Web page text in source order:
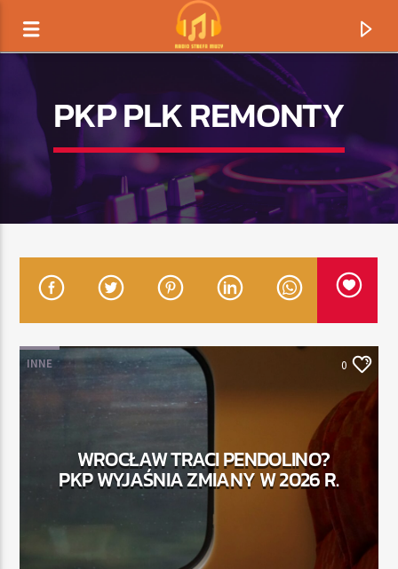
TYTUŁ
RADIO STREFA MUZY
PKP PLK REMONTY
INNE 0
WROCŁAW TRACI PENDOLINO?
PKP WYJAŚNIA ZMIANY W 2026 R.